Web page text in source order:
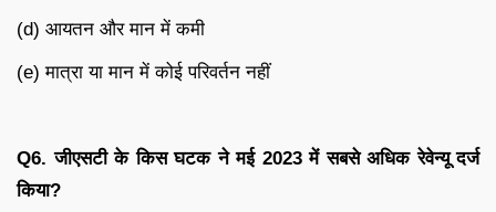
(d) आयतन और मान में कमी
(e) मात्रा या मान में कोई परिवर्तन नहीं
Q6. जीएसटी के किस घटक ने मई 2023 में सबसे अधिक रेवेन्यू दर्ज
किया?